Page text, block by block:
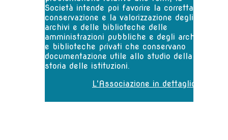
Società intende poi favorire la corretta
conservazione e la valorizzazione degli
archivi e delle biblioteche delle
amministrazioni pubbliche e degli archivi
e biblioteche privati che conservano
documentazione utile allo studio della
storia delle istituzioni.
L'Associazione in dettaglio >